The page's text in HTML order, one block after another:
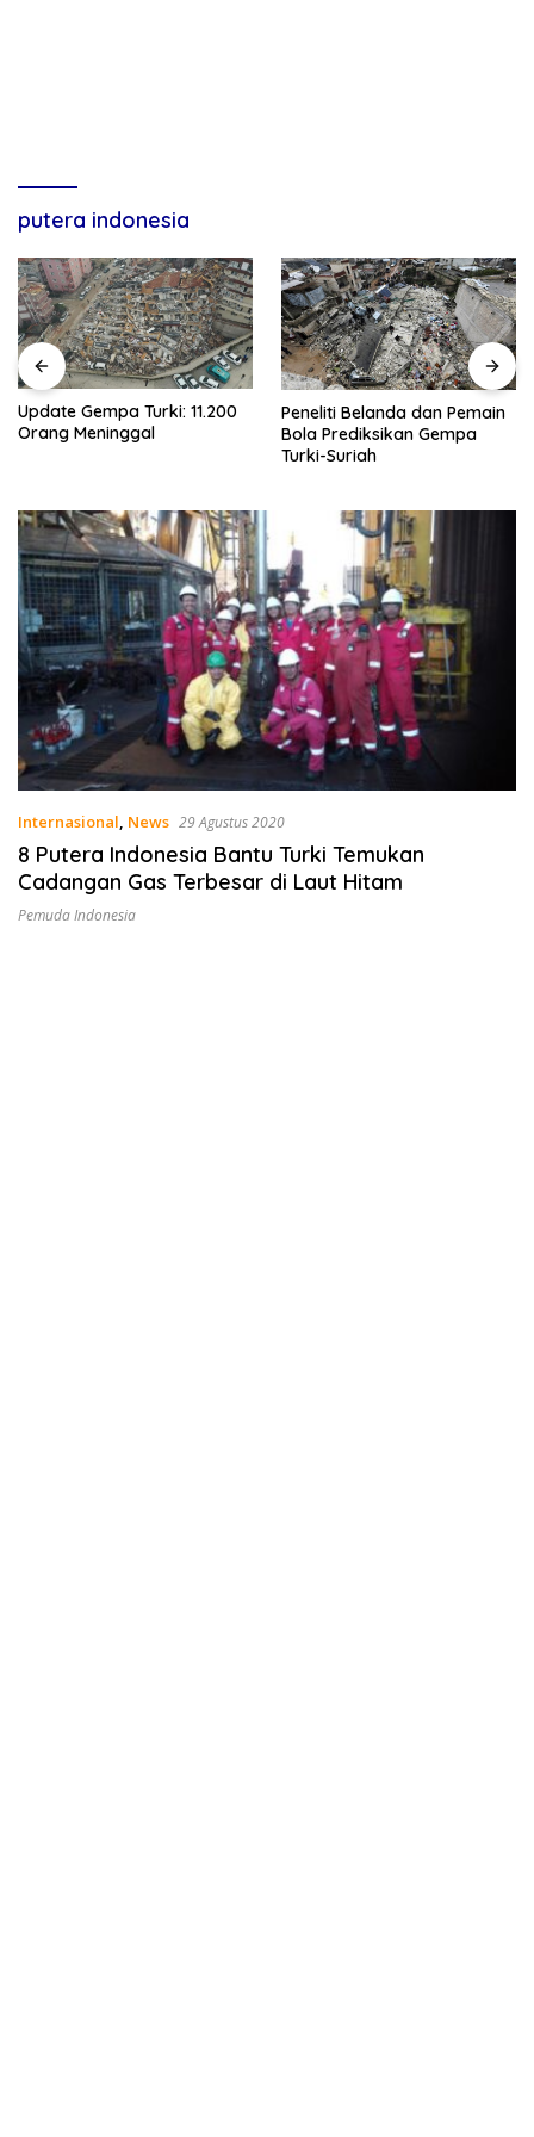
putera indonesia
Update Gempa Turki: 11.200
Orang Meninggal
Peneliti Belanda dan Pemain
Bola Prediksikan Gempa
Turki-Suriah
Internasional, News 29 Agustus 2020
8 Putera Indonesia Bantu Turki Temukan
Cadangan Gas Terbesar di Laut Hitam
Pemuda Indonesia